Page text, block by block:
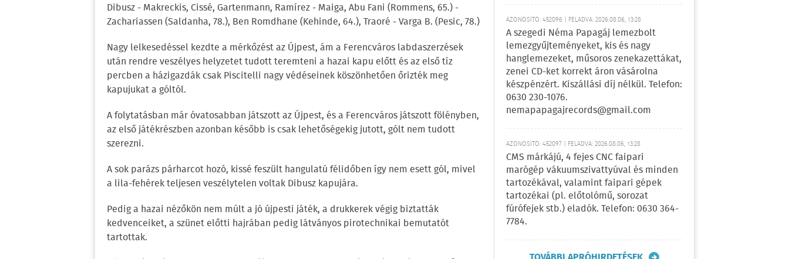
Dibusz - Makreckis, Cissé, Gartenmann, Ramírez - Maiga, Abu Fani (Rommens, 65.) -
Zachariassen (Saldanha, 78.), Ben Romdhane (Kehinde, 64.), Traoré - Varga B. (Pesic, 78.)
Nagy lelkesedéssel kezdte a mérkőzést az Újpest, ám a Ferencváros labdaszerzések
után rendre veszélyes helyzetet tudott teremteni a hazai kapu előtt és az első tíz
percben a házigazdák csak Piscitelli nagy védéseinek köszönhetően őrizték meg
kapujukat a góltól.
A folytatásban már óvatosabban játszott az Újpest, és a Ferencváros játszott fölényben,
az első játékrészben azonban később is csak lehetőségekig jutott, gólt nem tudott
szerezni.
A sok parázs párharcot hozó, kissé feszült hangulatú félidőben így nem esett gól, mivel
a lila-fehérek teljesen veszélytelen voltak Dibusz kapujára.
Pedig a hazai nézőkön nem múlt a jó újpesti játék, a drukkerek végig biztatták
kedvenceiket, a szünet előtti hajrában pedig látványos pirotechnikai bemutatót
tartottak.
AZONOSÍTÓ: 452096 | FELADVA: 2026.08.06, 13:28
A szegedi Néma Papagáj lemezbolt
lemezgyűjteményeket, kis és nagy
hanglemezeket, műsoros zenekazettákat,
zenei CD-ket korrekt áron vásárolna
készpénzért. Kiszállási díj nélkül. Telefon:
0630 230-1076.
nemapapagajrecords@gmail.com
AZONOSÍTÓ: 452097 | FELADVA: 2026.08.06, 13:28
CMS márkájú, 4 fejes CNC faipari
marógép vákuumszivattyúval és minden
tartozékával, valamint faipari gépek
tartozékai (pl. előtolómű, sorozat
fúrófejek stb.) eladók. Telefon: 0630 364-
7784.